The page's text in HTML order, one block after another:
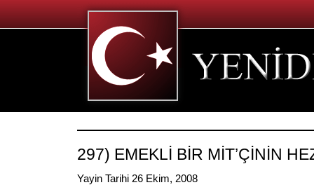
297) EMEKLİ BİR MİT’ÇİNİN
Yayin Tarihi 26 Ekim, 2008